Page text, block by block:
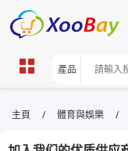
水上運動裝備
Marketplace
主頁 / 體育與娛樂 /